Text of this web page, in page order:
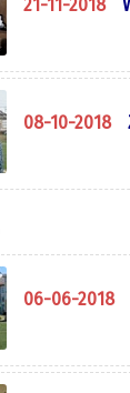
21-11-2018
08-10-2018
06-06-2018